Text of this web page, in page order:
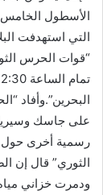
الأسطول الخامس
التي استهدفت
“قوات الحرس
البحرين”.وأفاد
على جاسك وسيريك
رسمية أخرى حول
الثوري” قال إن